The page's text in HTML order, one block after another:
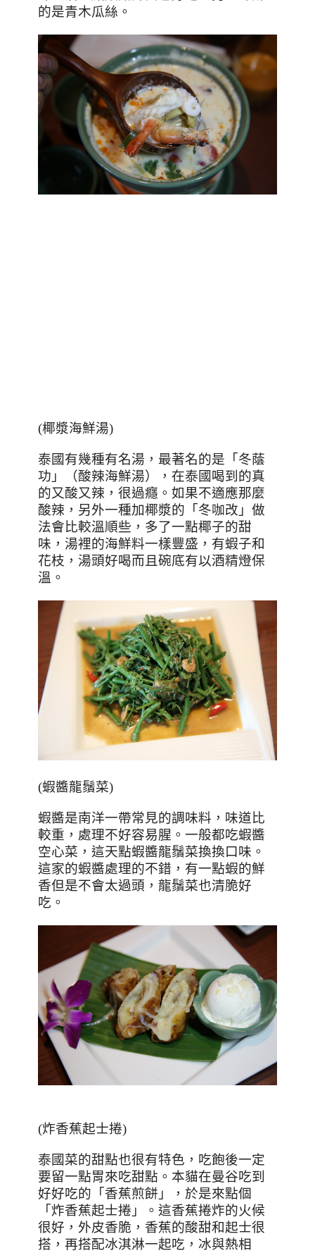
的是青木瓜絲。
(椰漿海鮮湯)
泰國有幾種有名湯，最著名的是「冬蔭
功」（酸辣海鮮湯），在泰國喝到的真
的又酸又辣，很過癮。如果不適應那麼
酸辣，另外一種加椰漿的 「冬咖改」 做
法會比較溫順些，多了一點椰子的甜
味，湯裡的海鮮料一樣豐盛，有蝦子和
花枝，湯頭好喝而且碗底有以酒精燈保
溫。
(蝦醬龍鬚菜)
蝦醬是南洋一帶常見的調味料，味道比
較重，處理不好容易腥。一般都吃蝦醬
空心菜，這天點蝦醬龍鬚菜換換口味。
這家的蝦醬處理的不錯，有一點蝦的鮮
香但是不會太過頭，龍鬚菜也清脆好
吃。
(炸香蕉起士捲)
泰國菜的甜點也很有特色，吃飽後一定
要留一點胃來吃甜點。本貓在曼谷吃到
好好吃的「香蕉煎餅」，於是來點個
「炸香蕉起士捲」。這香蕉捲炸的火候
很好，外皮香脆，香蕉的酸甜和起士很
搭，再搭配冰淇淋一起吃，冰與熱相